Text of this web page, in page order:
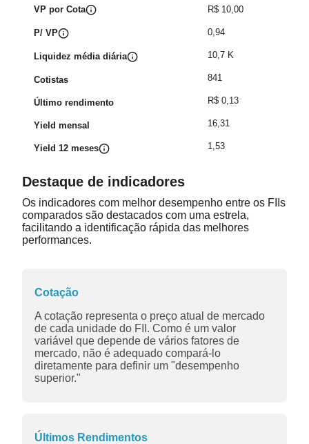
VP por Cota
P/ VP
Liquidez média diária
Cotistas
Último rendimento
Yield mensal
Yield 12 meses
R$ 10,00
0,94
10,7 K
841
R$ 0,13
16,31
1,53
Destaque de indicadores
Os indicadores com melhor desempenho entre os FIIs
comparados são destacados com uma estrela,
facilitando a identificação rápida das melhores
performances.
Cotação
A cotação representa o preço atual de mercado
de cada unidade do FII. Como é um valor
variável que depende de vários fatores de
mercado, não é adequado compará-lo
diretamente para definir um "desempenho
superior."
Últimos Rendimentos